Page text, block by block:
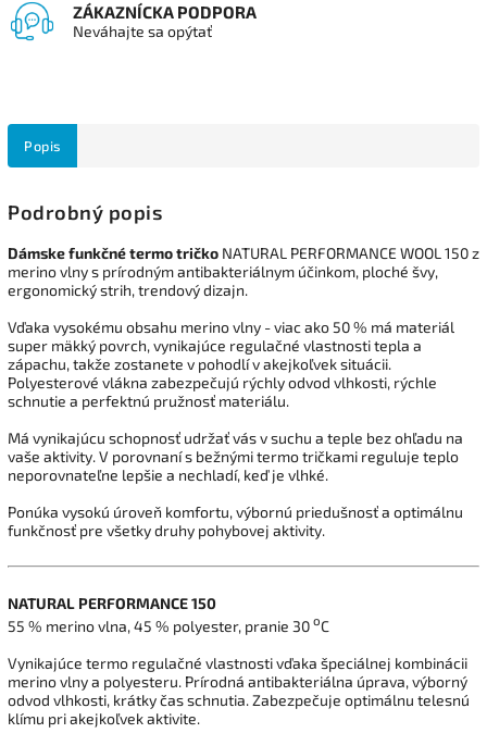
ZÁKAZNÍCKA PODPORA
Neváhajte sa opýtať
Popis
Podrobný popis
Dámske funkčné termo tričko NATURAL PERFORMANCE WOOL 150 z
merino vlny s prírodným antibakteriálnym účinkom, ploché švy,
ergonomický strih, trendový dizajn.
Vďaka vysokému obsahu merino vlny - viac ako 50 % má materiál
super mäkký povrch, vynikajúce regulačné vlastnosti tepla a
zápachu, takže zostanete v pohodlí v akejkoľvek situácii.
Polyesterové vlákna zabezpečujú rýchly odvod vlhkosti, rýchle
schnutie a perfektnú pružnosť materiálu.
Má vynikajúcu schopnosť udržať vás v suchu a teple bez ohľadu na
vaše aktivity. V porovnaní s bežnými termo tričkami reguluje teplo
neporovnateľne lepšie a nechladí, keď je vlhké.
Ponúka vysokú úroveň komfortu, výbornú priedušnosť a optimálnu
funkčnosť pre všetky druhy pohybovej aktivity.
NATURAL PERFORMANCE 150
55 % merino vlna, 45 % polyester, pranie 30 oC
Vynikajúce termo regulačné vlastnosti vďaka špeciálnej kombinácii
merino vlny a polyesteru. Prírodná antibakteriálna úprava, výborný
odvod vlhkosti, krátky čas schnutia. Zabezpečuje optimálnu telesnú
klímu pri akejkoľvek aktivite.